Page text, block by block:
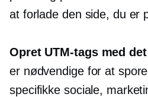
at forlade den side, du er
Opret UTM-tags med
er nødvendige for at
specifikke sociale,